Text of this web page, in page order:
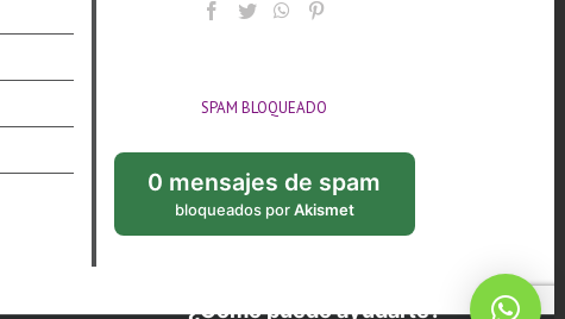
SPAM BLOQUEADO
0 mensajes de spam
bloqueados porAkismet
¿Cómo puedo ayudarte?